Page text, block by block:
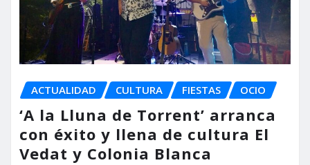
ACTUALIDAD CULTURA FIESTAS OCIO
‘A la Lluna de Torrent’ arranca
con éxito y llena de cultura El
Vedat y Colonia Blanca